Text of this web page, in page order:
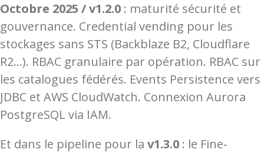
Octobre 2025 /v1.2.0 : maturité sécurité et
gouvernance. Credential vending pour les
stockages sans STS (Backblaze B2, Cloudflare
R2…). RBAC granulaire par opération. RBAC sur
les catalogues fédérés. Events Persistence vers
JDBC et AWS CloudWatch. Connexion Aurora
PostgreSQL via IAM.
Et dans le pipeline pour la v1.3.0 : le Fine-